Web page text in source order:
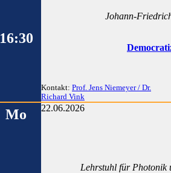
16:30
Johann-
Kontakt: Prof. Jens Niemeyer / Dr.
Richard Vink
Mo 22.06.2026
Lehrstuhl für Photonik